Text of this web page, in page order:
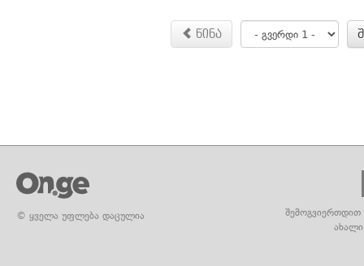
წინა
© ყველა უფლება დაცულია
შემოგვიერთდით
ახალი